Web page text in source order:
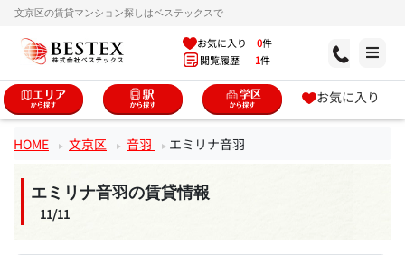
文京区の賃貸マンション探しはベステックスで
お気に入り 0件
閲覧履歴 1件
お気に入り
HOME 文京区 音羽 エミリナ音羽
エミリナ音羽の賃貸情報
11/11